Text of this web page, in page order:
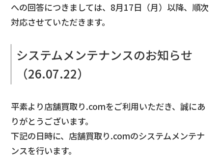
への回答につきましては、8月17日（月）以降、順次
対応させていただきます。
システムメンテナンスのお知らせ
（26.07.22）
平素より店舗買取り.comをご利用いただき、誠にあ
りがとうございます。
下記の日時に、店舗買取り.comのシステムメンテナ
ンスを行います。